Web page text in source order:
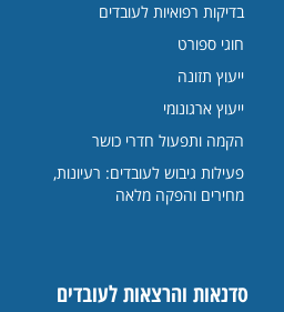
בדיקות רפואיות לעובדים
חוגי ספורט
ייעוץ תזונה
ייעוץ ארגונומי
הקמה ותפעול חדרי כושר
פעילות גיבוש לעובדים: רעיונות,
מחירים והפקה מלאה
סדנאות והרצאות לעובדים